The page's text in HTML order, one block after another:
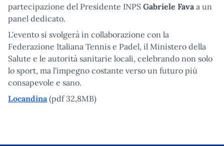
partecipazione del Presidente INPS Gabriele Fava a un
panel dedicato.
L'evento si svolgerà in collaborazione con la
Federazione Italiana Tennis e Padel, il Ministero della
Salute e le autorità sanitarie locali, celebrando non solo
lo sport, ma l'impegno costante verso un futuro più
consapevole e sano.
Locandina (pdf 32,8MB)